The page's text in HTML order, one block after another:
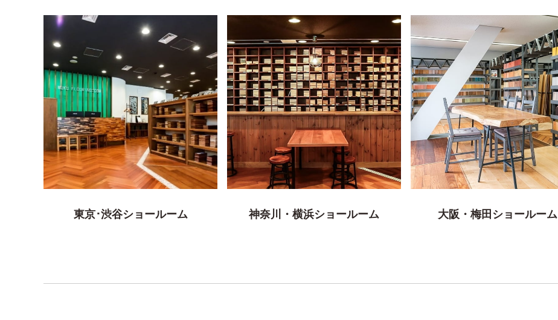
東京･渋谷ショールーム 神奈川・横浜ショールーム 大阪・梅田ショールーム